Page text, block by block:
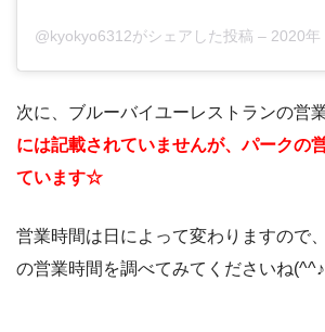
@kyokyo6312がシェアした投稿 – 2020年 7
次に、ブルーバイユーレストランの営
には記載されていませんが、パークの
ています☆
営業時間は日によって変わりますので
の営業時間を調べてみてくださいね(^^♪